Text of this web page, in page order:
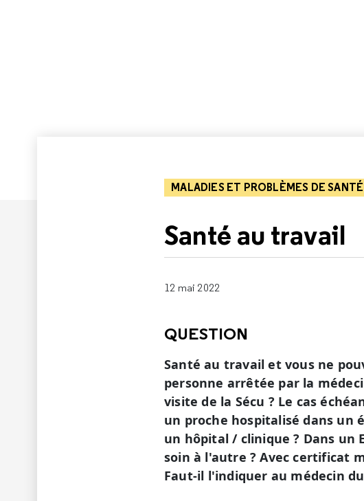
MALADIES ET PROBLÈMES DE SANTÉ
Santé au travail
12 mai 2022
QUESTION
Santé au travail et vous ne
personne arrêtée par la
visite de la Sécu ? Le cas
un proche hospitalisé dans un
un hôpital / clinique ? Dans un
soin à l'autre ? Avec certificat
Faut-il l'indiquer au médecin